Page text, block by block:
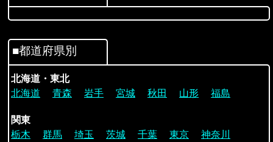
■都道府県別
北海道・東北
北海道
青森 岩手 宮城 秋田 山形 福島
関東
栃木
群馬 埼玉 茨城 千葉 東京 神奈川